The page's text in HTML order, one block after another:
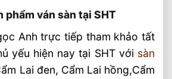
phẩm ván sàn tại SHT
Anh trực tiếp tham khảo tất
yếu hiện nay tại SHT với sàn
Lai đen, Cẩm Lai hồng,Cẩm